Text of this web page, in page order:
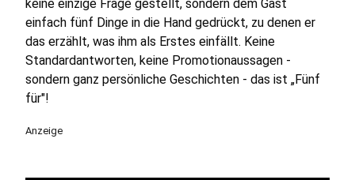
keine einzige Frage gestellt, sondern dem Gast
einfach fünf Dinge in die Hand gedrückt, zu denen er
das erzählt, was ihm als Erstes einfällt. Keine
Standardantworten, keine Promotionaussagen -
sondern ganz persönliche Geschichten - das ist „Fünf
für"!
Anzeige